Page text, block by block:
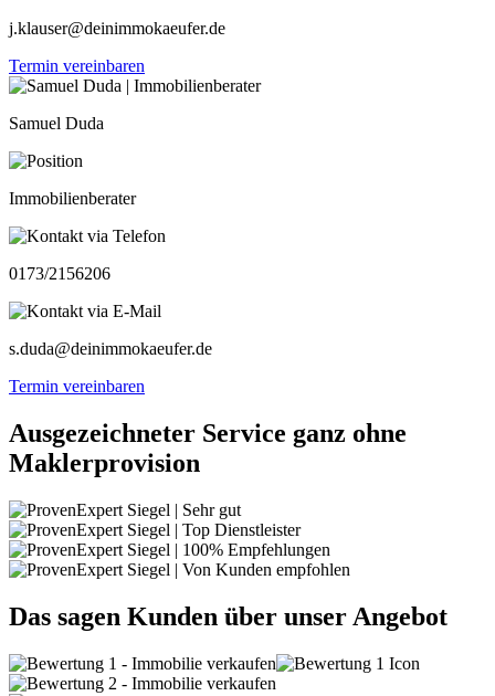
j.klauser@deinimmokaeufer.de
Termin vereinbaren
Samuel Duda
Immobilienberater
0173/2156206
s.duda@deinimmokaeufer.de
Termin vereinbaren
Ausgezeichneter Service ganz ohne
Maklerprovision
Das sagen Kunden über unser Angebot